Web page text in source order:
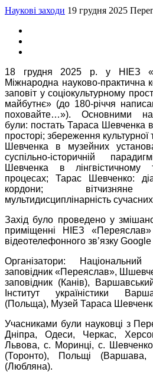
Наукові заходи 19 грудня 2025
18 грудня 2025 р. у НІЕЗ
Міжнародна науково-практична
заповіт у соціокультурному
майбутнє» (до 180-річчя
поховайте…»). Основними
були: постать Тараса Шевченка
просторі; збереження
Шевченка в музейних
суспільно-історичній
Шевченка в лінгвістичному
процесах; Тарас Шевченко:
кордони; вітчизняне
мультидисциплінарність
Захід було проведено у
приміщенні НІЕЗ
відеотелефонного зв’язку
Організатори: Національний
заповідник «Переяслав»,
заповідник (Канів),
Інститут україністики
(Польща), Музей Тараса
Учасниками були науковці з
Дніпра, Одеси, Черкас,
Львова, с. Моринці, с.
(Торонто), Польщі (Варшава,
(Любляна).